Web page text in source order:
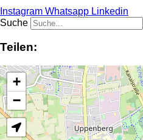
Instagram Whatsapp Linkedin
Suche
Teilen:
+
−